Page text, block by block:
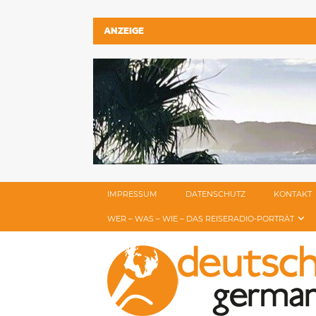
ANZEIGE
IMPRESSUM DATENSCHUTZ KONTAKT
WER – WAS – WIE – DAS REISERADIO-PORTRÄT